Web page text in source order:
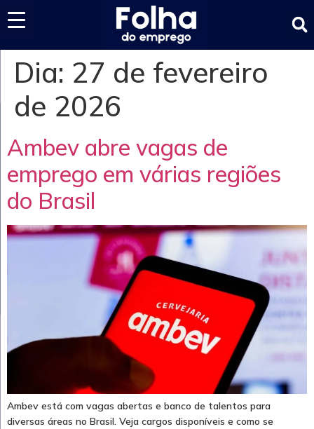
Dia: 27 de fevereiro
de 2026
Ambev abre vagas de
emprego em várias regiões
do Brasil
Ambev está com vagas abertas e banco de talentos para
diversas áreas no Brasil. Veja cargos disponíveis e como se